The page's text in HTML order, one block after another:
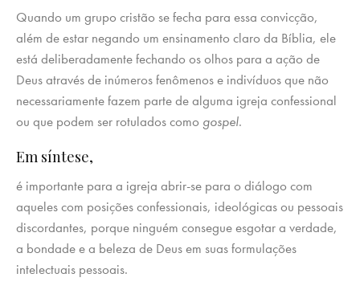
Quando um grupo cristão se fecha para essa convicção,
além de estar negando um ensinamento claro da Bíblia, ele
está deliberadamente fechando os olhos para a ação de
Deus através de inúmeros fenômenos e indivíduos que não
necessariamente fazem parte de alguma igreja confessional
ou que podem ser rotulados como gospel.
Em síntese,
é importante para a igreja abrir-se para o diálogo com
aqueles com posições confessionais, ideológicas ou pessoais
discordantes, porque ninguém consegue esgotar a verdade,
a bondade e a beleza de Deus em suas formulações
intelectuais pessoais.